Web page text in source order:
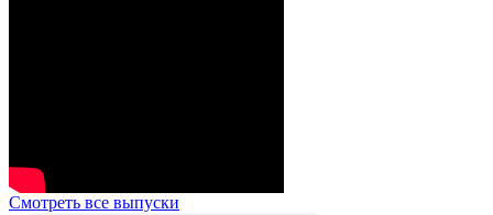
Смотреть все выпуски